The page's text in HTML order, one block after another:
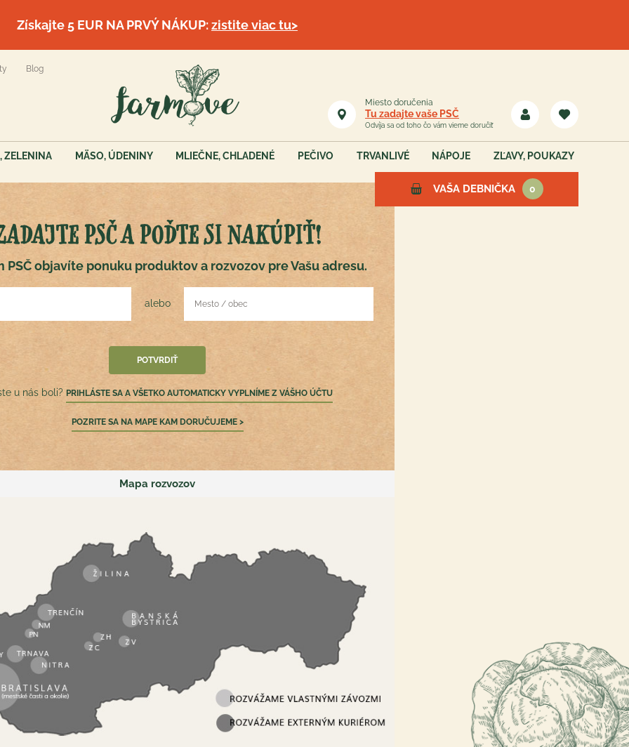
Získajte 5 EUR NA PRVÝ NÁKUP:zistite viac tu>
Blog
Miesto doručenia
Tu zadajte vaše PSČ
Odvíja sa od toho čo vám vieme doručiť
ZELENINA MÄSO, ÚDENINY MLIEČNE, CHLADENÉ PEČIVO TRVANLIVÉ NÁPOJE ZĽAVY, POUKAZY
VAŠA DEBNIČKA 0
PSČ A POĎTE SI NAKÚPIŤ!
PSČ objavíte ponuku produktov a rozvozov pre Vašu adresu.
alebo
u nás boli? PRIHLÁSTE SA A VŠETKO AUTOMATICKY VYPLNÍME Z VÁŠHO ÚČTU
POZRITE SA NA MAPE KAM DORUČUJEME >
Mapa rozvozov